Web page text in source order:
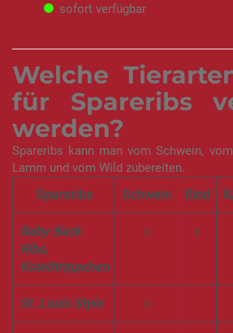
o
sofort verfügbar
Welche
für Spareribs
werden?
Spareribs kann man vom Schwein,
Lamm und vom Wild zubereiten.
Spareribs Schwein Rind
Baby Back
Ribs,
Kotelttrippchen
x x
St. Louis Style x